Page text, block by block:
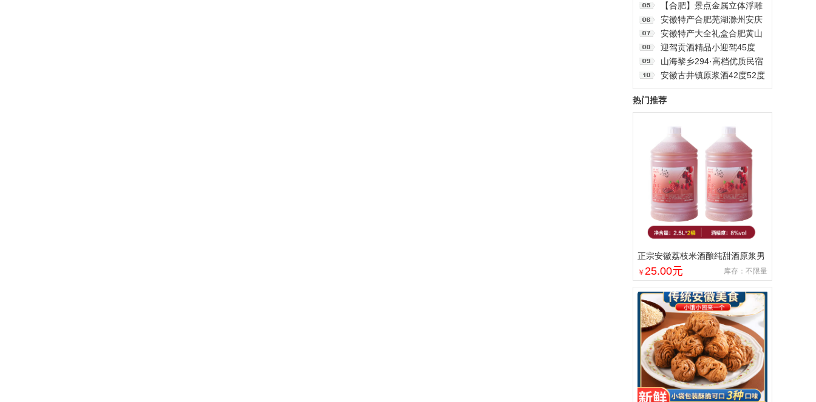
加热即食商用
黄山烧饼糕点臭鳜鱼元旦圣
诞送伴手礼盒
【合肥】景点金属立体浮雕
冰箱贴旅游纪念品文创伴手
礼国潮礼物
安徽特产合肥芜湖滁州安庆
黄山元旦圣诞伴手礼盒零食
小吃大礼包
安徽特产大全礼盒合肥黄山
零食小吃中秋节大礼包年货
节送伴手礼品
迎驾贡酒精品小迎驾45度
220毫升小坛安徽浓香固态
纯粮酒整箱12瓶
山海黎乡294·高档优质民宿
三房房二厅一厨一卫，房间
干净整洁，可短住，可长租
安徽古井镇原浆酒42度52度
浓香型白酒整箱发货精美礼
盒纯粮食白酒
热门推荐
正宗安徽荔枝米酒酿纯甜酒原浆男
女士果酒酒大桶零添加剂自然发酵
￥ 25.00元 库存：不限量